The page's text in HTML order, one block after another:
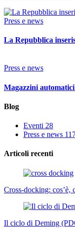
Press e news
La Repubblica
Press e news
Magazzini
Blog
Eventi 28
Press e news
Articoli recenti
Cross-docking: cos’è,
Il ciclo di Deming